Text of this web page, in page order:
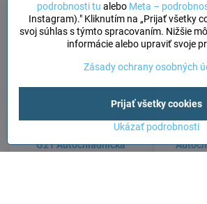
15%
G21 Autochladnicka
podrobnosti tu alebo Meta –
Instagram)." Kliknutím na „Prijať všetky
svoj súhlas s týmto spracovaním. Nižšie
informácie alebo upraviť svoje
Zásady ochrany osobných
Ukázať podrobnosti
Prijať všetky cookies